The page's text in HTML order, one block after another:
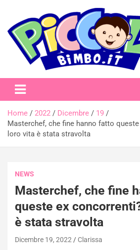
content
piccolobimbo.it
Home 2022 Dicembre
19
Masterchef, che fine hanno fatto
loro vita è stata stravolta
NEWS
Masterchef, che fine
queste ex
è stata stravolta
Dicembre 19, 2022 Clarissa